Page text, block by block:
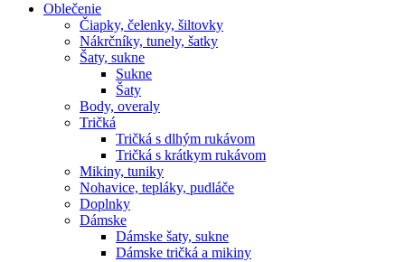
Oblečenie
Čiapky, čelenky, šiltovky
Nákrčníky, tunely, šatky
Šaty, sukne
Sukne
Šaty
Body, overaly
Tričká
Tričká s dlhým rukávom
Tričká s krátkym rukávom
Mikiny, tuniky
Nohavice, tepláky, pudláče
Doplnky
Dámske
Dámske šaty, sukne
Dámske tričká a mikiny